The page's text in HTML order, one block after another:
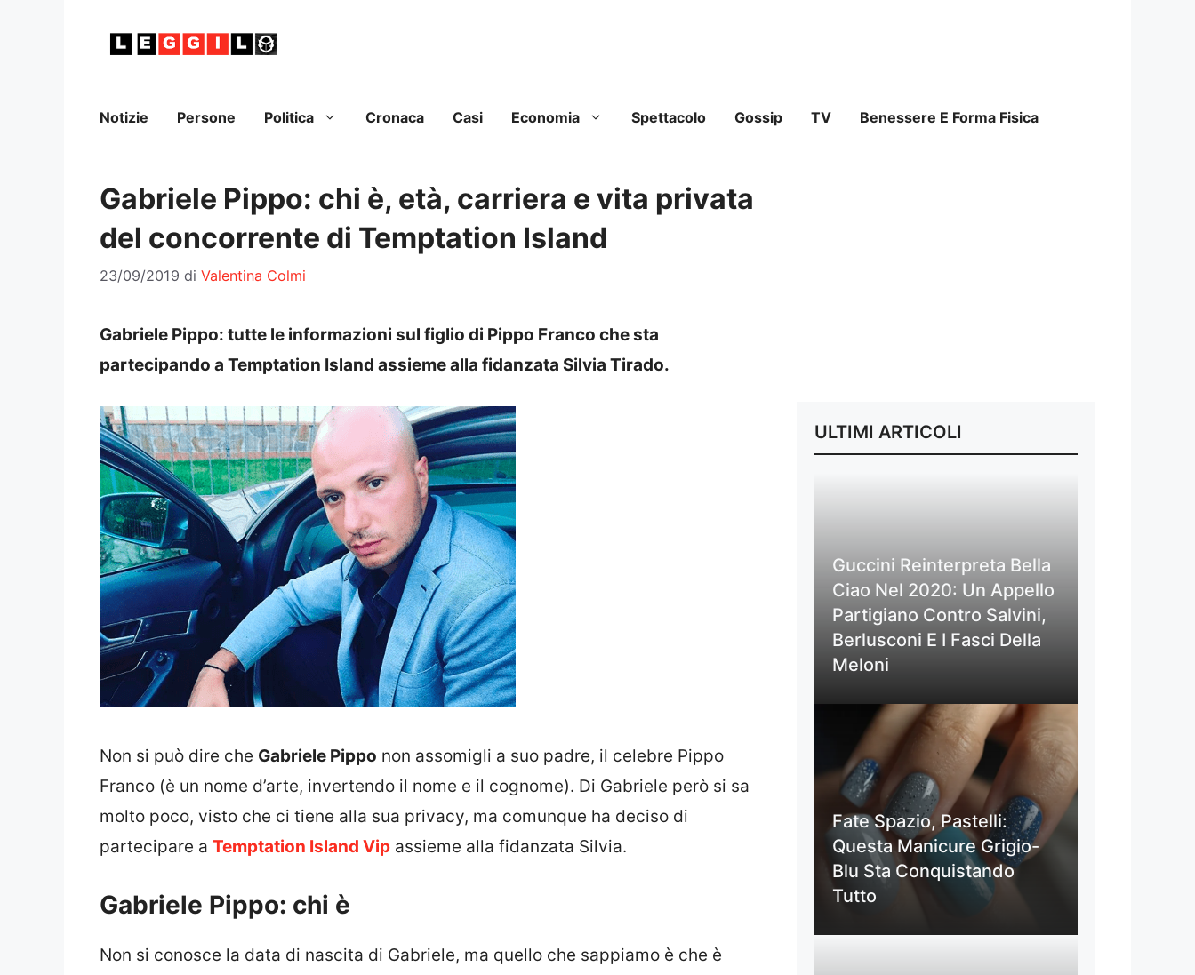
Notizie Persone Politica Cronaca Casi Economia Spettacolo Gossip TV Benessere E Forma Fisica
Gabriele Pippo: chi è, età, carriera e vita privata
del concorrente di Temptation Island
23/09/2019 di Valentina Colmi
Gabriele Pippo: tutte le informazioni sul figlio di Pippo Franco che sta
partecipando a Temptation Island assieme alla fidanzata Silvia Tirado.
Non si può dire che Gabriele Pippo non assomigli a suo padre, il celebre Pippo
Franco (è un nome d’arte, invertendo il nome e il cognome). Di Gabriele però si sa
molto poco, visto che ci tiene alla sua privacy, ma comunque ha deciso di
partecipare a Temptation Island Vip assieme alla fidanzata Silvia.
Gabriele Pippo: chi è
Non si conosce la data di nascita di Gabriele, ma quello che sappiamo è che è
ULTIMI ARTICOLI
Guccini Reinterpreta Bella
Ciao Nel 2020: Un Appello
Partigiano Contro Salvini,
Berlusconi E I Fasci Della
Meloni
Fate Spazio, Pastelli:
Questa Manicure Grigio-
Blu Sta Conquistando
Tutto